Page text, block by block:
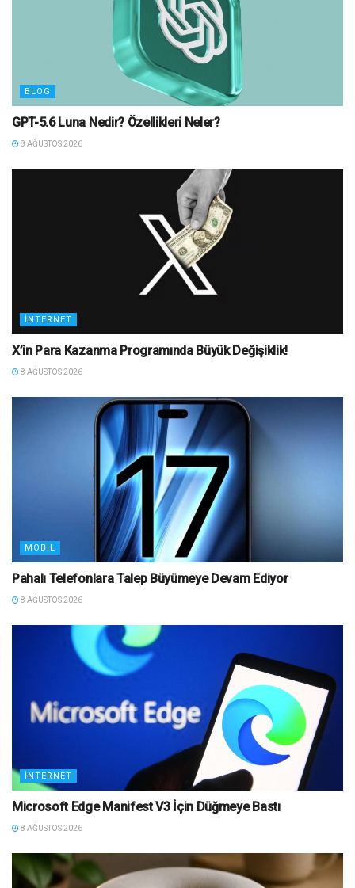
BLOG
GPT-5.6 Luna Nedir? Özellikleri Neler?
8 AĞUSTOS 2026
İNTERNET
X’in Para Kazanma Programında Büyük Değişiklik!
8 AĞUSTOS 2026
MOBIL
Pahalı Telefonlara Talep Büyümeye Devam Ediyor
8 AĞUSTOS 2026
İNTERNET
Microsoft Edge Manifest V3 İçin Düğmeye Bastı
8 AĞUSTOS 2026